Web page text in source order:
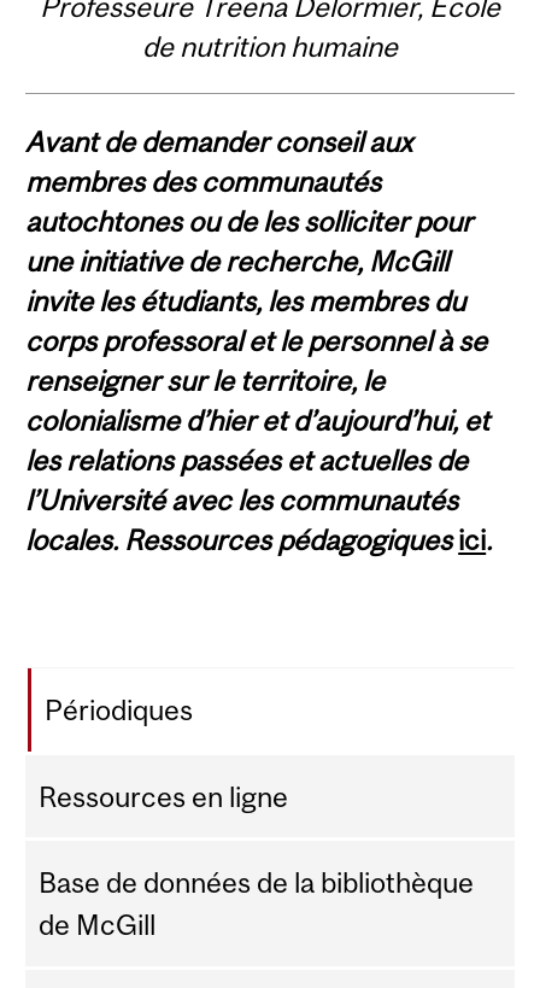
de nutrition humaine
Avant de demander conseil aux
membres des communautés
autochtones ou de les solliciter pour
une initiative de recherche, McGill
invite les étudiants, les membres du
corps professoral et le personnel à se
renseigner sur le territoire, le
colonialisme d’hier et d’aujourd’hui, et
les relations passées et actuelles de
l’Université avec les communautés
locales. Ressources pédagogiquesici.
Périodiques
Ressources en ligne
Base de données de la bibliothèque
de McGill